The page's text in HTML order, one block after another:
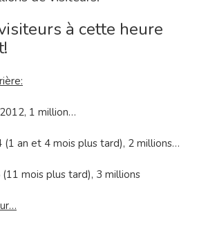
à cette heure
1 million…
(1 an et 4 mois plus tard), 2 millions…
mois plus tard), 3 millions